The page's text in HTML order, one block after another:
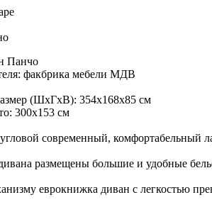
Панчо
факбрика мебели МДВ
(ШхГхВ): 354х168х85 см
300х153 см
современный, комфортабельный
размещены большие и удобные
еврокнижка диван с легкостью